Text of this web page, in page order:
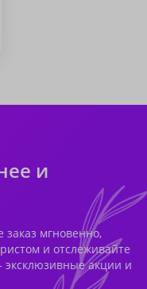
и
мгновенно,
и отслеживайте
эксклюзивные акции и